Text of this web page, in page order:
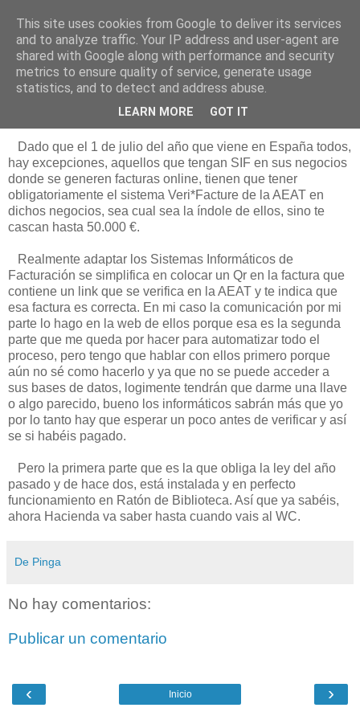
Está de pinga
20/11/25
Veri*Facture en Ratón de Biblioteca
Dado que el 1 de julio del año que viene en España todos,
hay excepciones, aquellos que tengan SIF en sus negocios
donde se generen facturas online, tienen que tener
obligatoriamente el sistema Veri*Facture de la AEAT en
dichos negocios, sea cual sea la índole de ellos, sino te
cascan hasta 50.000 €.
Realmente adaptar los Sistemas Informáticos de
Facturación se simplifica en colocar un Qr en la factura que
contiene un link que se verifica en la AEAT y te indica que
esa factura es correcta. En mi caso la comunicación por mi
parte lo hago en la web de ellos porque esa es la segunda
parte que me queda por hacer para automatizar todo el
proceso, pero tengo que hablar con ellos primero porque
aún no sé como hacerlo y ya que no se puede acceder a
sus bases de datos, logimente tendrán que darme una llave
o algo parecido, bueno los informáticos sabrán más que yo
por lo tanto hay que esperar un poco antes de verificar y así
se si habéis pagado.
Pero la primera parte que es la que obliga la ley del año
pasado y de hace dos, está instalada y en perfecto
funcionamiento en Ratón de Biblioteca. Así que ya sabéis,
ahora Hacienda va saber hasta cuando vais al WC.
De Pinga
No hay comentarios:
Publicar un comentario
‹ ›
Inicio
This site uses cookies from Google to deliver its services
and to analyze traffic. Your IP address and user-agent are
shared with Google along with performance and security
metrics to ensure quality of service, generate usage
statistics, and to detect and address abuse.
LEARN MORE GOT IT